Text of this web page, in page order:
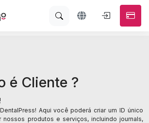
é Cliente ?
Aqui você poderá criar um ID único
nossos produtos e serviços, incluindo journals,